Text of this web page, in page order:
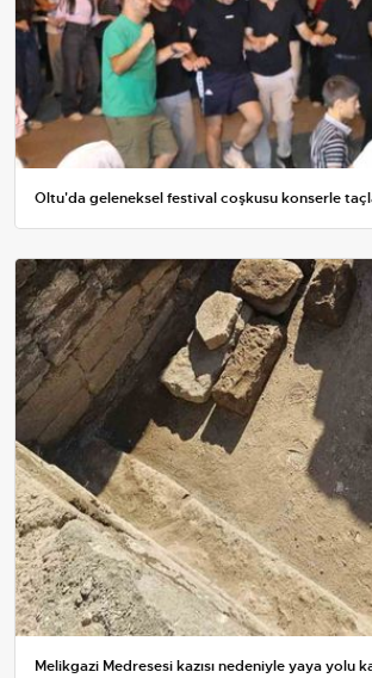
Oltu'da geleneksel festival coşkusu konserle
Melikgazi Medresesi kazısı nedeniyle yaya yolu